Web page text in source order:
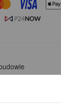
150 m2)